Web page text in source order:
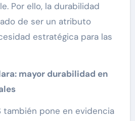
Por ello, la durabilidad
de ser un atributo
estratégica para las
mayor durabilidad en
también pone en evidencia